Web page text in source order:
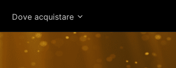
Dove acquistare